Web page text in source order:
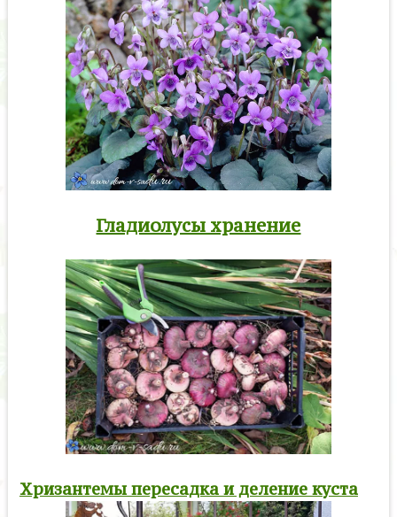
Гладиолусы хранение
Хризантемы пересадка и деление куста